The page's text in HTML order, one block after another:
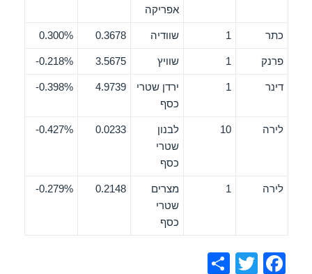
אפריקה
כתר 1 שוודיה 0.3678
0.300%
פרנק 1 שוויץ 3.5675
0.218%-
דינר 1
ירדן שטרי
כסף
4.9739
0.398%-
לירה 10
לבנון
שטרי
כסף
0.0233
0.427%-
לירה 1
מצרים
שטרי
כסף
0.2148
0.279%-
F
T